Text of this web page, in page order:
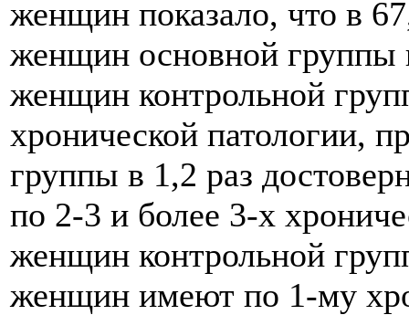
женщин показало, что в
женщин основной группы
женщин контрольной
хронической патологии,
группы в 1,2 раз
по 2-3 и более 3-х
женщин контрольной
женщин имеют по 1-му